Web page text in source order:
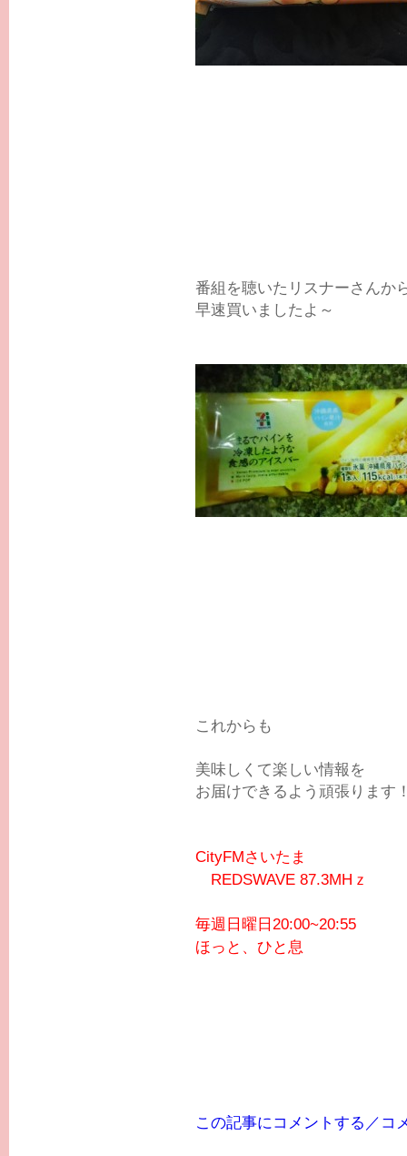
番組を聴いたリスナーさんか
早速買いましたよ～
これからも
美味しくて楽しい情報を
お届けできるよう頑張ります
CityFMさいたま
REDSWAVE 87.3MHｚ
毎週日曜日20:00~20:55
ほっと、ひと息
この記事にコメントする／コ